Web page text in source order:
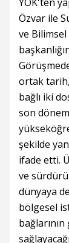
Özvar ile
ve Bilimsel
ortak
bağlı iki
son
şekilde
ifade etti.
ve
dünyaya
bölgesel